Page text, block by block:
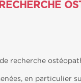
recherche
en